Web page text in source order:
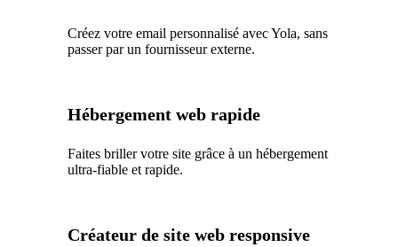
Créez votre email personnalisé avec Yola, sans
passer par un fournisseur externe.
Hébergement web rapide
Faites briller votre site grâce à un hébergement
ultra-fiable et rapide.
Créateur de site web responsive